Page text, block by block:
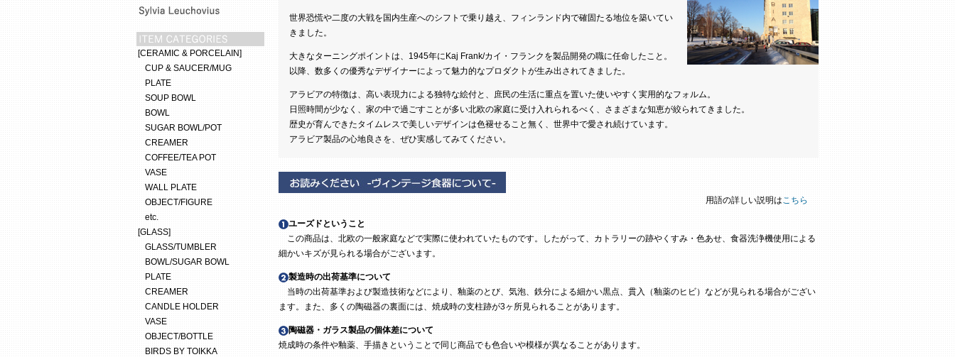
世界恐慌や二度の大戦を国内生産へのシフトで乗り越え、フィンランド内で確固たる地位を築いてい
きました。
大きなターニングポイントは、1945年にKaj Frank/カイ・フランクを製品開発の職に任命したこと。
以降、数多くの優秀なデザイナーによって魅力的なプロダクトが生み出されてきました。
アラビアの特徴は、高い表現力による独特な絵付と、庶民の生活に重点を置いた使いやすく実用的なフォルム。
日照時間が少なく、家の中で過ごすことが多い北欧の家庭に受け入れられるべく、さまざまな知恵が絞られてきました。
歴史が育んできたタイムレスで美しいデザインは色褪せること無く、世界中で愛され続けています。
アラビア製品の心地良さを、ぜひ実感してみてください。
用語の詳しい説明はこちら
ユーズドということ
この商品は、北欧の一般家庭などで実際に使われていたものです。したがって、カトラリーの跡やくすみ・色あせ、食器洗浄機使用による
細かいキズが見られる場合がございます。
製造時の出荷基準について
当時の出荷基準および製造技術などにより、釉薬のとび、気泡、鉄分による細かい黒点、貫入（釉薬のヒビ）などが見られる場合がござい
ます。また、多くの陶磁器の裏面には、焼成時の支柱跡が3ヶ所見られることがあります。
陶磁器・ガラス製品の個体差について
焼成時の条件や釉薬、手描きということで同じ商品でも色合いや模様が異なることがあります。
[CERAMIC & PORCELAIN]
CUP & SAUCER/MUG
PLATE
SOUP BOWL
BOWL
SUGAR BOWL/POT
CREAMER
COFFEE/TEA POT
VASE
WALL PLATE
OBJECT/FIGURE
etc.
[GLASS]
GLASS/TUMBLER
BOWL/SUGAR BOWL
PLATE
CREAMER
CANDLE HOLDER
VASE
OBJECT/BOTTLE
BIRDS BY TOIKKA